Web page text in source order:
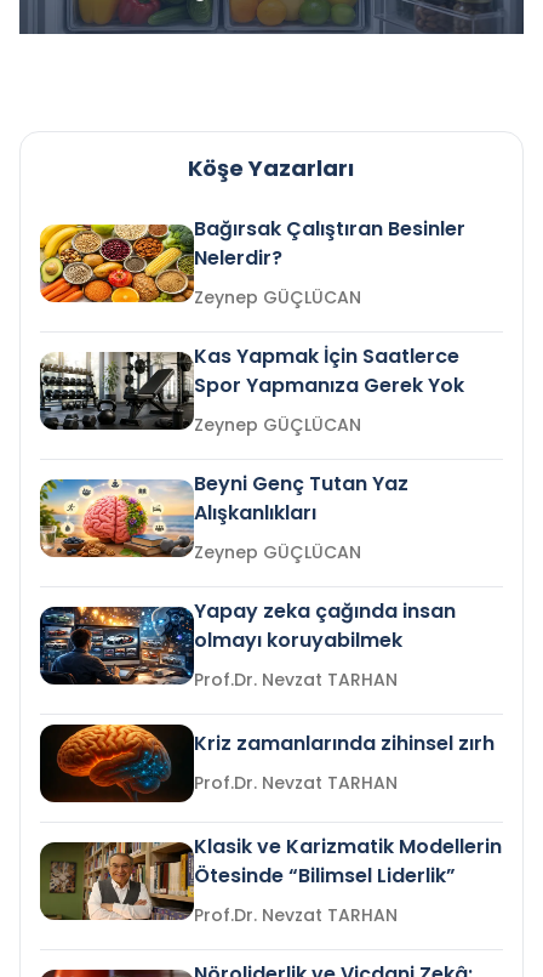
Köşe Yazarları
Bağırsak Çalıştıran Besinler
Nelerdir?
Zeynep GÜÇLÜCAN
Kas Yapmak İçin Saatlerce
Spor Yapmanıza Gerek Yok
Zeynep GÜÇLÜCAN
Beyni Genç Tutan Yaz
Alışkanlıkları
Zeynep GÜÇLÜCAN
Yapay zeka çağında insan
olmayı koruyabilmek
Prof.Dr. Nevzat TARHAN
Kriz zamanlarında zihinsel zırh
Prof.Dr. Nevzat TARHAN
Klasik ve Karizmatik Modellerin
Ötesinde “Bilimsel Liderlik”
Prof.Dr. Nevzat TARHAN